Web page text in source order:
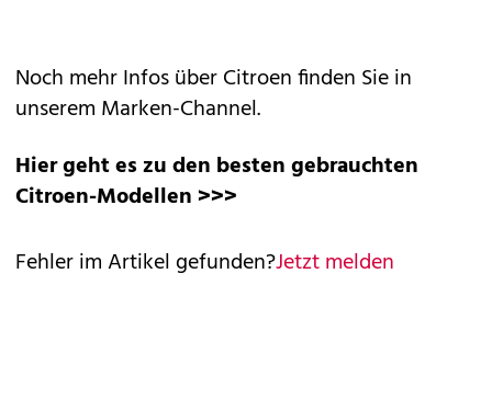
Noch mehr Infos über Citroen finden Sie in
unserem Marken-Channel.
Hier geht es zu den besten gebrauchten
Citroen-Modellen >>>
Fehler im Artikel gefunden?Jetzt melden